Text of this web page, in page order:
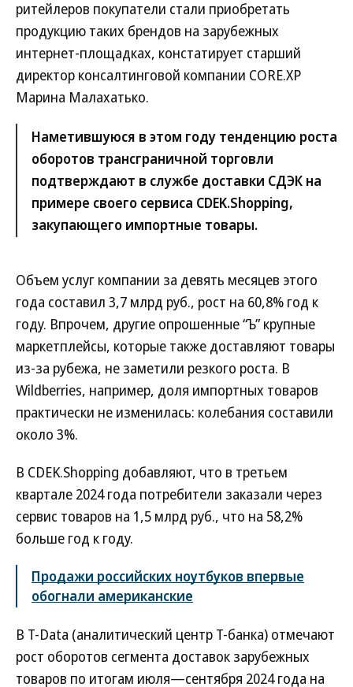
ритейлеров покупатели стали приобретать
продукцию таких брендов на зарубежных
интернет-площадках, констатирует старший
директор консалтинговой компании CORE.XP
Марина Малахатько.
Наметившуюся в этом году тенденцию роста
оборотов трансграничной торговли
подтверждают в службе доставки СДЭК на
примере своего сервиса CDEK.Shopping,
закупающего импортные товары.
Объем услуг компании за девять месяцев этого
года составил 3,7 млрд руб., рост на 60,8% год к
году. Впрочем, другие опрошенные “Ъ” крупные
маркетплейсы, которые также доставляют товары
из-за рубежа, не заметили резкого роста. В
Wildberries, например, доля импортных товаров
практически не изменилась: колебания составили
около 3%.
В CDEK.Shopping добавляют, что в третьем
квартале 2024 года потребители заказали через
сервис товаров на 1,5 млрд руб., что на 58,2%
больше год к году.
Продажи российских ноутбуков впервые
обогнали американские
В T-Data (аналитический центр Т-банка) отмечают
рост оборотов сегмента доставок зарубежных
товаров по итогам июля—сентября 2024 года на